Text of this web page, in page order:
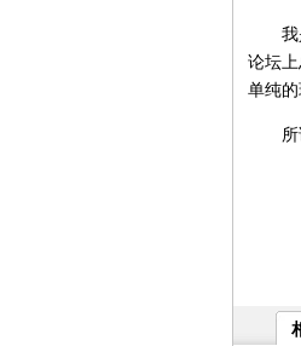
我是
论坛
单纯
所谓